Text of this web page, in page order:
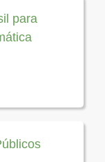
dezembro de
para
dezembro de